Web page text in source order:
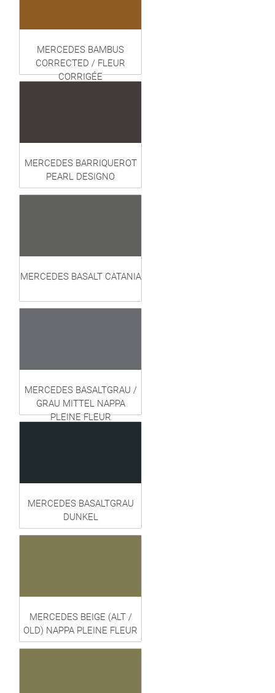
MERCEDES BAMBUS
CORRECTED / FLEUR
CORRIGÉE
MERCEDES BARRIQUEROT
PEARL DESIGNO
MERCEDES BASALT CATANIA
MERCEDES BASALTGRAU /
GRAU MITTEL NAPPA
PLEINE FLEUR
MERCEDES BASALTGRAU
DUNKEL
MERCEDES BEIGE (ALT /
OLD) NAPPA PLEINE FLEUR